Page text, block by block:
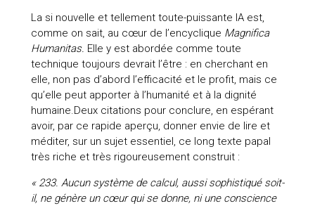
La si nouvelle et tellement toute-puissante IA est,
comme on sait, au cœur de l’encyclique Magnifica
Humanitas. Elle y est abordée comme toute
technique toujours devrait l’être : en cherchant en
elle, non pas d’abord l’efficacité et le profit, mais ce
qu’elle peut apporter à l’humanité et à la dignité
humaine.Deux citations pour conclure, en espérant
avoir, par ce rapide aperçu, donner envie de lire et
méditer, sur un sujet essentiel, ce long texte papal
très riche et très rigoureusement construit :
« 233. Aucun système de calcul, aussi sophistiqué soit-
il, ne génère un cœur qui se donne, ni une conscience